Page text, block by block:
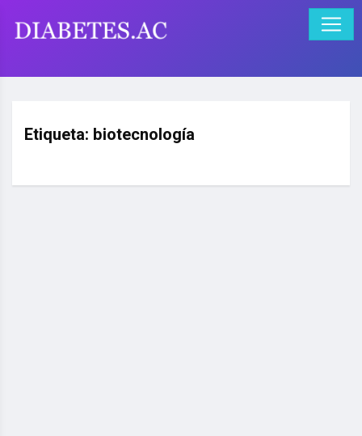
Etiqueta: biotecnología